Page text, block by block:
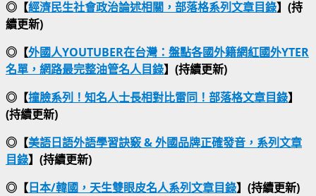
◎【經濟民生社會政治論述相關，部落格系列文章目錄】(持
續更新)
◎【外國人YOUTUBER在台灣：盤點各國外籍網紅國外YTER
名單，網路最完整油管名人目錄】(持續更新)
◎【撞臉系列！知名人士長相對比雷同！部落格文章目錄】
(持續更新)
◎【美語日語外語學習訣竅 & 外國品牌正確發音，系列文章
目錄】(持續更新)
◎【日本/韓國，天生雙眼皮名人系列文章目錄】(持續更新)